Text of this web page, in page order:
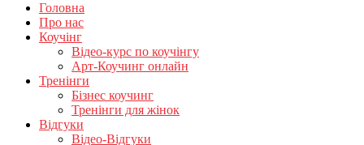
Головна
Про нас
Коучінг
Відео-курс по коучінгу
Арт-Коучинг онлайн
Тренінги
Бізнес коучинг
Тренінги для жінок
Відгуки
Відео-Відгуки